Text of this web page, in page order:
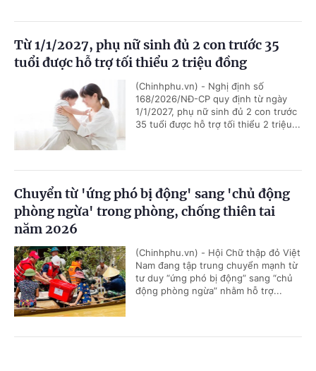
Từ 1/1/2027, phụ nữ sinh đủ 2 con trước 35
tuổi được hỗ trợ tối thiểu 2 triệu đồng
(Chinhphu.vn) - Nghị định số
168/2026/NĐ-CP quy định từ ngày
1/1/2027, phụ nữ sinh đủ 2 con trước
35 tuổi được hỗ trợ tối thiểu 2 triệu...
Chuyển từ 'ứng phó bị động' sang 'chủ động
phòng ngừa' trong phòng, chống thiên tai
năm 2026
(Chinhphu.vn) - Hội Chữ thập đỏ Việt
Nam đang tập trung chuyển mạnh từ
tư duy “ứng phó bị động” sang “chủ
động phòng ngừa” nhằm hỗ trợ...